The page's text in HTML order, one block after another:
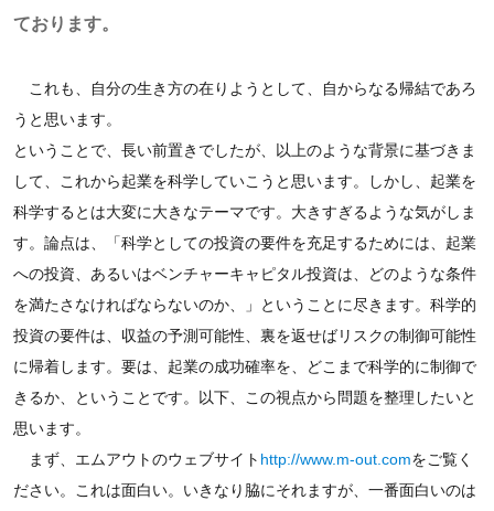
ております。
これも、自分の生き方の在りようとして、自からなる帰結であろ
うと思います。
ということで、長い前置きでしたが、以上のような背景に基づきま
して、これから起業を科学していこうと思います。しかし、起業を
科学するとは大変に大きなテーマです。大きすぎるような気がしま
す。論点は、「科学としての投資の要件を充足するためには、起業
への投資、あるいはベンチャーキャピタル投資は、どのような条件
を満たさなければならないのか、」ということに尽きます。科学的
投資の要件は、収益の予測可能性、裏を返せばリスクの制御可能性
に帰着します。要は、起業の成功確率を、どこまで科学的に制御で
きるか、ということです。以下、この視点から問題を整理したいと
思います。
まず、エムアウトのウェブサイト http://www.m-out.comをご覧く
ださい。これは面白い。いきなり脇にそれますが、一番面白いのは